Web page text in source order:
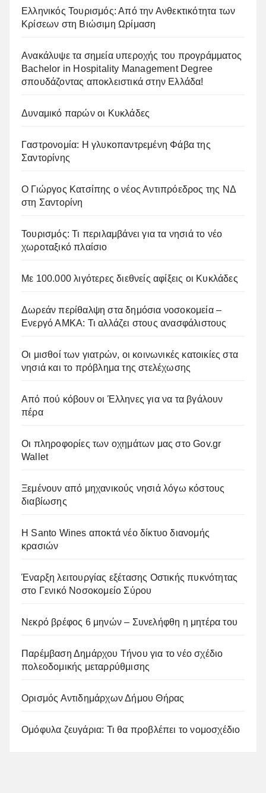
Ελληνικός Τουρισμός: Από την Ανθεκτικότητα των
Κρίσεων στη Βιώσιμη Ωρίμαση
Ανακάλυψε τα σημεία υπεροχής του προγράμματος
Bachelor in Hospitality Management Degree
σπουδάζοντας αποκλειστικά στην Ελλάδα!
Δυναμικό παρών οι Κυκλάδες
Γαστρονομία: Η γλυκοπαντρεμένη Φάβα της
Σαντορίνης
Ο Γιώργος Κατσίπης ο νέος Αντιπρόεδρος της ΝΔ
στη Σαντορίνη
Τουρισμός: Τι περιλαμβάνει για τα νησιά το νέο
χωροταξικό πλαίσιο
Με 100.000 λιγότερες διεθνείς αφίξεις οι Κυκλάδες
Δωρεάν περίθαλψη στα δημόσια νοσοκομεία –
Ενεργό ΑΜΚΑ: Τι αλλάζει στους ανασφάλιστους
Οι μισθοί των γιατρών, οι κοινωνικές κατοικίες στα
νησιά και το πρόβλημα της στελέχωσης
Από πού κόβουν οι Έλληνες για να τα βγάλουν
πέρα
Οι πληροφορίες των οχημάτων μας στο Gov.gr
Wallet
Ξεμένουν από μηχανικούς νησιά λόγω κόστους
διαβίωσης
Η Santo Wines αποκτά νέο δίκτυο διανομής
κρασιών
Έναρξη λειτουργίας εξέτασης Οστικής πυκνότητας
στο Γενικό Νοσοκομείο Σύρου
Νεκρό βρέφος 6 μηνών – Συνελήφθη η μητέρα του
Παρέμβαση Δημάρχου Τήνου για το νέο σχέδιο
πολεοδομικής μεταρρύθμισης
Ορισμός Αντιδημάρχων Δήμου Θήρας
Ομόφυλα ζευγάρια: Τι θα προβλέπει το νομοσχέδιο